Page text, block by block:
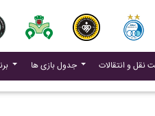
برنامه بازی ها جدول بازی ها نقل و انتقالات